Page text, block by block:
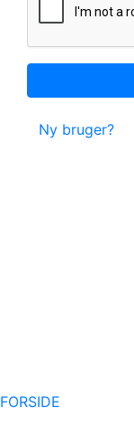
Ny bruger?
FORSIDE